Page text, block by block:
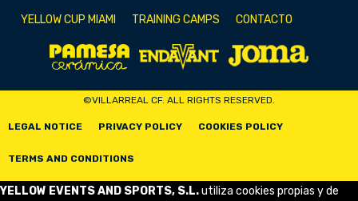
YELLOW CUP MIAMI TRAINING CAMPS CONTACTO
©VILLARREAL CF. ALL RIGHTS RESERVED.
LEGAL NOTICE PRIVACY POLICY COOKIES POLICY
TERMS AND CONDITIONS
YELLOW EVENTS AND SPORTS, S.L.utiliza cookies propias y de